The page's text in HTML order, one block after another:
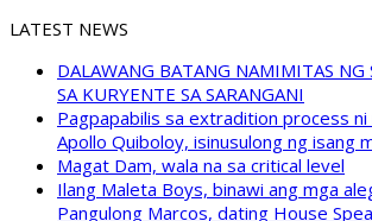
LATEST NEWS
DALAWANG BATANG NAMIMITAS NG
SA KURYENTE SA SARANGANI
Pagpapabilis sa extradition process
Apollo Quiboloy, isinusulong ng isang
Magat Dam, wala na sa critical level
Ilang Maleta Boys, binawi ang mga
Pangulong Marcos, dating House